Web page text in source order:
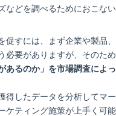
などを調べるためにおこない
促すには、まず企業や製品
必要がありますが、そのた
あるのか」を市場調査によ
得したデータを分析してマ
ケティング施策が上手く可